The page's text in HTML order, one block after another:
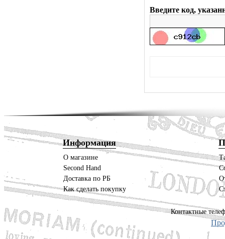
Введите код,
Информация
О магазине
Second Hand
Доставка по РБ
Как сделать покупку
Контактные